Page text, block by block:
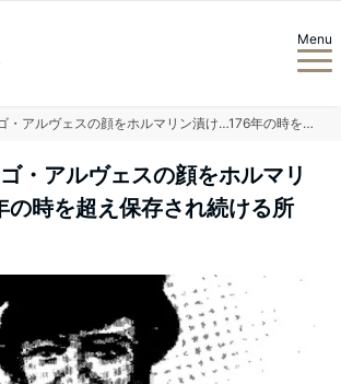
Menu
殺人鬼ディオゴ・アルヴェスの顔をホルマリン漬け…176年の時を超え保存され続ける所以…
・アルヴェスの顔をホルマリ
の時を超え保存され続ける所